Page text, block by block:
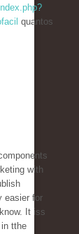
quantos
with
easier for
It iss
tthe